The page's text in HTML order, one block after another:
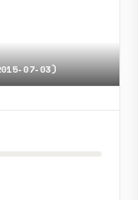
07-03)